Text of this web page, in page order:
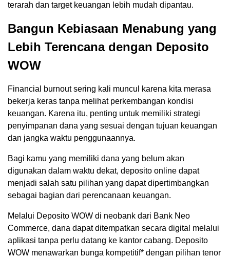
terarah dan target keuangan lebih mudah dipantau.
Bangun Kebiasaan Menabung yang
Lebih Terencana dengan Deposito
WOW
Financial burnout sering kali muncul karena kita merasa
bekerja keras tanpa melihat perkembangan kondisi
keuangan. Karena itu, penting untuk memiliki strategi
penyimpanan dana yang sesuai dengan tujuan keuangan
dan jangka waktu penggunaannya.
Bagi kamu yang memiliki dana yang belum akan
digunakan dalam waktu dekat, deposito online dapat
menjadi salah satu pilihan yang dapat dipertimbangkan
sebagai bagian dari perencanaan keuangan.
Melalui Deposito WOW di neobank dari Bank Neo
Commerce, dana dapat ditempatkan secara digital melalui
aplikasi tanpa perlu datang ke kantor cabang. Deposito
WOW menawarkan bunga kompetitif* dengan pilihan tenor